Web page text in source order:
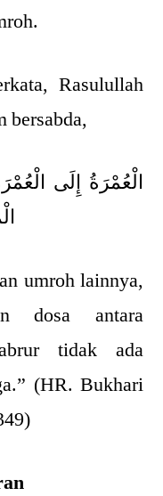
Rasulullah
bersabda,
الْعُمْرَةُ إِلَى
umroh lainnya,
dosa antara
tidak ada
(HR. Bukhari